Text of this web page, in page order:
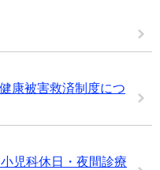
康被害救済制度につ
児科休日・夜間診療